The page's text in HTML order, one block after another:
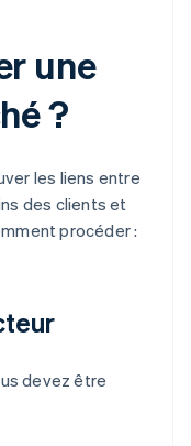
une
?
les liens entre
des clients et
procéder :
devez être